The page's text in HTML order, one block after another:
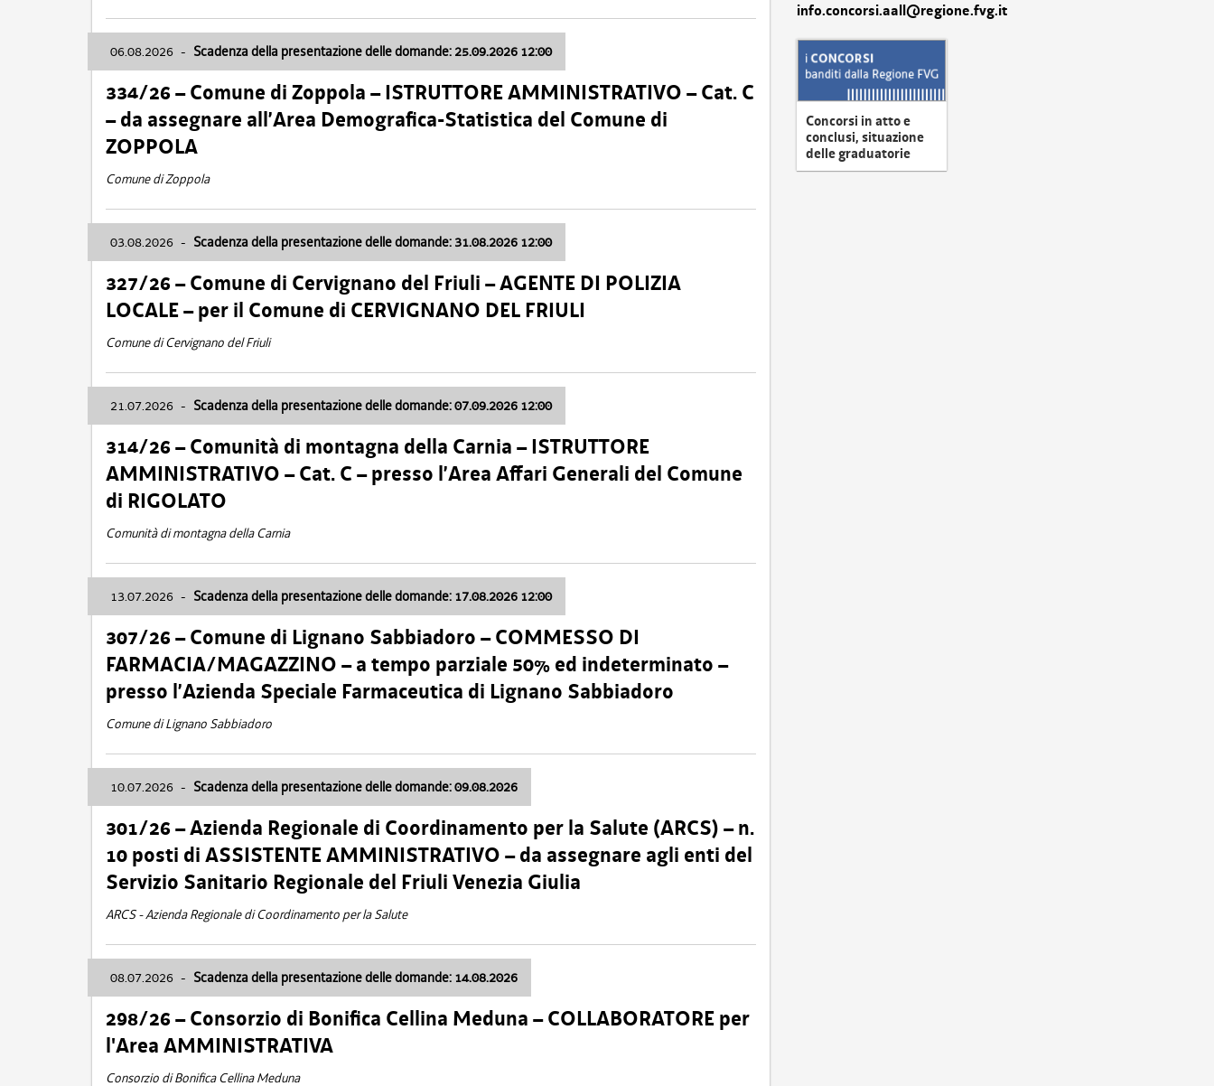
06.08.2026 - Scadenza della presentazione delle domande: 25.09.2026 12:00
334/26 – Comune di Zoppola – ISTRUTTORE AMMINISTRATIVO – Cat. C
– da assegnare all’Area Demografica-Statistica del Comune di
ZOPPOLA
Comune di Zoppola
03.08.2026 - Scadenza della presentazione delle domande: 31.08.2026 12:00
327/26 – Comune di Cervignano del Friuli – AGENTE DI POLIZIA
LOCALE – per il Comune di CERVIGNANO DEL FRIULI
Comune di Cervignano del Friuli
21.07.2026 - Scadenza della presentazione delle domande: 07.09.2026 12:00
314/26 – Comunità di montagna della Carnia – ISTRUTTORE
AMMINISTRATIVO – Cat. C – presso l’Area Affari Generali del Comune
di RIGOLATO
Comunità di montagna della Carnia
13.07.2026 - Scadenza della presentazione delle domande: 17.08.2026 12:00
307/26 – Comune di Lignano Sabbiadoro – COMMESSO DI
FARMACIA/MAGAZZINO – a tempo parziale 50% ed indeterminato –
presso l’Azienda Speciale Farmaceutica di Lignano Sabbiadoro
Comune di Lignano Sabbiadoro
10.07.2026 - Scadenza della presentazione delle domande: 09.08.2026
301/26 – Azienda Regionale di Coordinamento per la Salute (ARCS) – n.
10 posti di ASSISTENTE AMMINISTRATIVO – da assegnare agli enti del
Servizio Sanitario Regionale del Friuli Venezia Giulia
ARCS - Azienda Regionale di Coordinamento per la Salute
08.07.2026 - Scadenza della presentazione delle domande: 14.08.2026
298/26 – Consorzio di Bonifica Cellina Meduna – COLLABORATORE per
l'Area AMMINISTRATIVA
Consorzio di Bonifica Cellina Meduna
info.concorsi.aall@regione.fvg.it
Concorsi in atto e
conclusi, situazione
delle graduatorie